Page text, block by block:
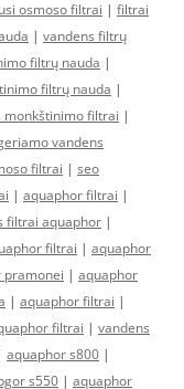
osmoso filtrai | filtrai
| vandens filtrų
filtrų nauda |
filtrų nauda |
monkštinimo filtrai |
vandens
filtrai | seo
| aquaphor filtrai |
filtrai aquaphor |
filtrai | aquaphor
pramonei | aquaphor
| aquaphor filtrai |
filtrai | vandens
aquaphor s800 |
s550 | aquaphor